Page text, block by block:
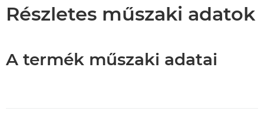
Részletes műszaki adatok
A termék műszaki adatai